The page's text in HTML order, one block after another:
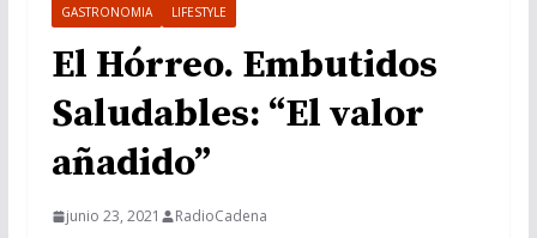
GASTRONOMIA LIFESTYLE
El Hórreo. Embutidos
Saludables: “El valor
añadido”
junio 23, 2021 RadioCadena